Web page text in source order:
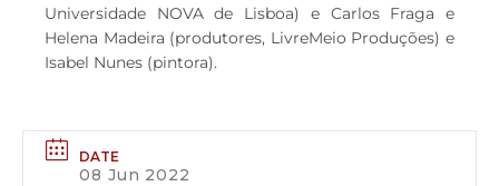
Universidade NOVA de Lisboa) e Carlos Fraga e
Helena Madeira (produtores, LivreMeio Produções) e
Isabel Nunes (pintora).
DATE
08 Jun 2022